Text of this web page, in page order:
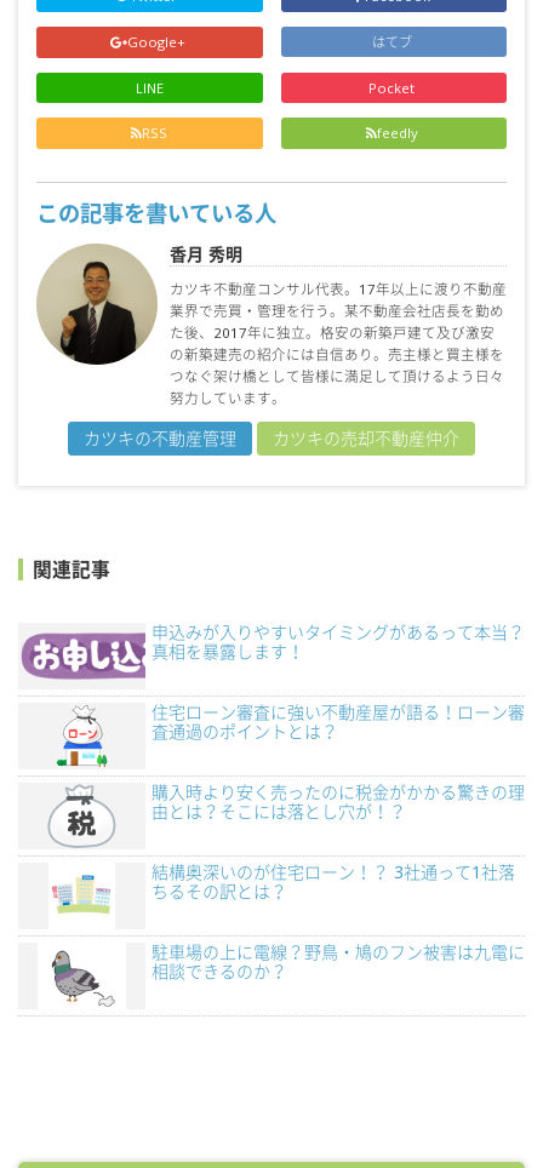
Google+ はてブ
LINE Pocket
RSS feedly
この記事を書いている人
香月 秀明
カツキ不動産コンサル代表。17年以上に渡り不動産
業界で売買・管理を行う。某不動産会社店長を勤め
た後、2017年に独立。格安の新築戸建て及び激安
の新築建売の紹介には自信あり。売主様と買主様を
つなぐ架け橋として皆様に満足して頂けるよう日々
努力しています。
カツキの不動産管理 カツキの売却不動産仲介
関連記事
申込みが入りやすいタイミングがあるって本当？
真相を暴露します！
住宅ローン審査に強い不動産屋が語る！ローン審
査通過のポイントとは？
購入時より安く売ったのに税金がかかる驚きの理
由とは？そこには落とし穴が！？
結構奥深いのが住宅ローン！？ 3社通って1社落
ちるその訳とは？
駐車場の上に電線？野鳥・鳩のフン被害は九電に
相談できるのか？